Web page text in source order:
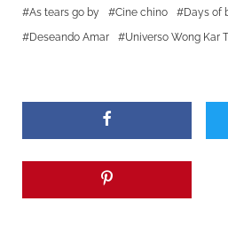
As tears go by Cine chino
Days of
Deseando Amar
Universo Wong Kar